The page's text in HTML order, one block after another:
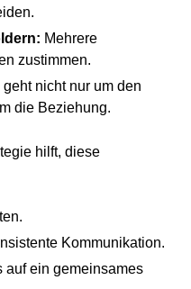
Mehrere
zustimmen.
geht nicht nur um den
die Beziehung.
hilft, diese
Kommunikation.
auf ein gemeinsames